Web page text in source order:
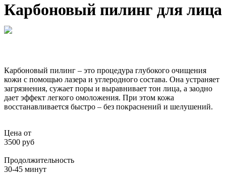
Карбоновый пилинг для лица
Карбоновый пилинг – это процедура глубокого очищения
кожи с помощью лазера и углеродного состава. Она устраняет
загрязнения, сужает поры и выравнивает тон лица, а заодно
дает эффект легкого омоложения. При этом кожа
восстанавливается быстро – без покраснений и шелушений.
Цена от
3500 руб
Продолжительность
30-45 минут